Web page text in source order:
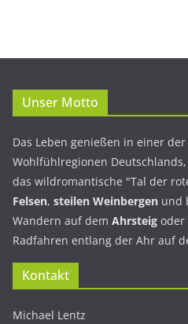
Unser Motto
Das Leben genießen in einer
Wohlfühlregionen
das wildromantische "Tal der
Felsen, steilen Weinbergen und
Wandern auf dem Ahrsteig oder
Radfahren entlang der Ahr auf
Kontakt
Michael Lentz